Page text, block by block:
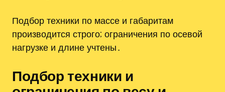
Подбор техники по массе и габаритам
производится строго; ограничения по осевой
нагрузке и длине учтены․
Подбор техники и